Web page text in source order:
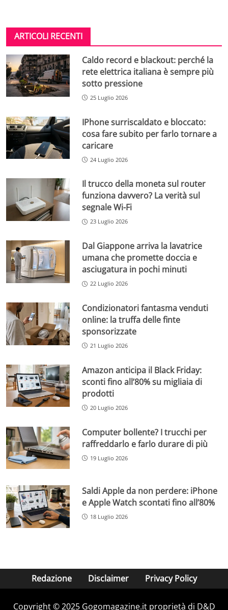
ARTICOLI RECENTI
Caldo record e blackout: perché la
rete elettrica italiana è sempre più
sotto pressione
25 Luglio 2026
IPhone surriscaldato e bloccato:
cosa fare subito per farlo tornare a
caricare
24 Luglio 2026
Il trucco della moneta sul router
funziona davvero? La verità sul
segnale Wi-Fi
23 Luglio 2026
Dal Giappone arriva la lavatrice
umana che promette doccia e
asciugatura in pochi minuti
22 Luglio 2026
Condizionatori fantasma venduti
online: la truffa delle finte
sponsorizzate
21 Luglio 2026
Amazon anticipa il Black Friday:
sconti fino all’80% su migliaia di
prodotti
20 Luglio 2026
Computer bollente? I trucchi per
raffreddarlo e farlo durare di più
19 Luglio 2026
Saldi Apple da non perdere: iPhone
e Apple Watch scontati fino all’80%
18 Luglio 2026
Redazione Disclaimer Privacy Policy
Copyright © 2025 Gogomagazine.it proprietà di D&D